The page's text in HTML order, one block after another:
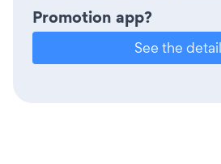
Promotion app?
See the